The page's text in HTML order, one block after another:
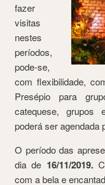
fazer
visitas
nestes
períodos,
pode-se,
com flexibilidade,
Presépio para
catequese, grupos
poderá ser agendada
O período das
dia de 16/11/2019.
com a bela e